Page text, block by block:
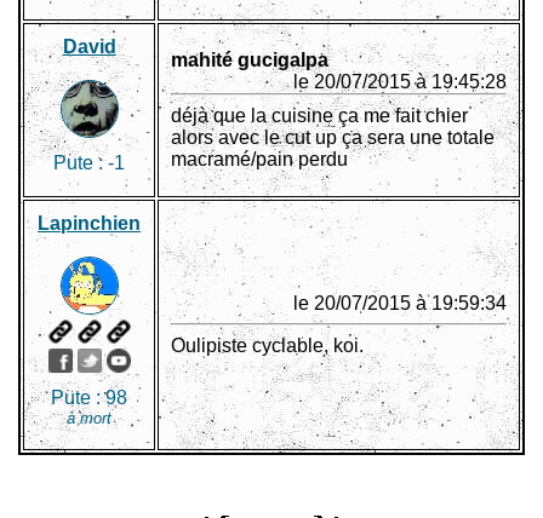
David
Pute :-1
mahité gucigalpa
le 20/07/2015 à 19:45:28
déjà que la cuisine ça me fait chier
alors avec le cut up ça sera une totale
macramé/pain perdu
Lapinchien
Pute :98
à mort
le 20/07/2015 à 19:59:34
Oulipiste cyclable, koi.